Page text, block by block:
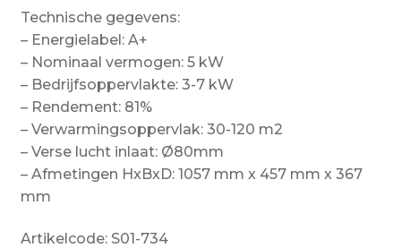
Technische gegevens:
– Energielabel: A+
– Nominaal vermogen: 5 kW
– Bedrijfsoppervlakte: 3-7 kW
– Rendement: 81%
– Verwarmingsoppervlak: 30-120 m2
– Verse lucht inlaat: Ø80mm
– Afmetingen HxBxD: 1057 mm x 457 mm x 367
mm
Artikelcode: S01-734